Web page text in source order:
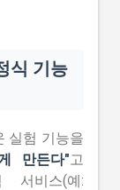
식 기능
실험 기능을
만든다"고
서비스(예: